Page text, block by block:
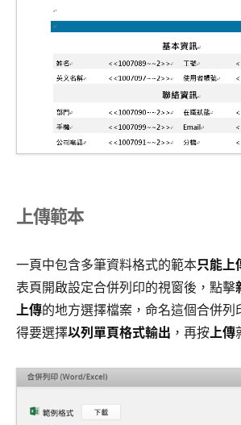
上傳範本
一頁中包含多筆資料格式的範本只能上
表頁開啟設定合併列印的視窗後，點擊
上傳的地方選擇檔案，命名這個合併列
得要選擇以列單頁格式輸出 ，再按上傳